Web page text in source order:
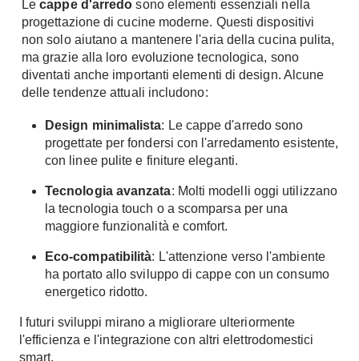
Armadi
Armadio ante Battenti
Armadi ante
Scorrevoli
Cabine Armadio
Armadi su misura
Armadi Angolo
I consigli sugli armadi
Camerette
Camerette Ragazzi
Camerette Bambini
Letti a Castello
Per Neonati
Lettini
Console
Porte
Blindate
Porte Scorrevoli
Finestre
Finestre Alluminio
Scale
Lecappe d'arredo sono elementi essenziali nella
progettazione di cucine moderne. Questi dispositivi
non solo aiutano a mantenere l'aria della cucina pulita,
ma grazie alla loro evoluzione tecnologica, sono
diventati anche importanti elementi di design. Alcune
delle tendenze attuali includono:
Design minimalista: Le cappe d'arredo sono
progettate per fondersi con l'arredamento esistente,
con linee pulite e finiture eleganti.
Tecnologia avanzata: Molti modelli oggi utilizzano
la tecnologia touch o a scomparsa per una
maggiore funzionalità e comfort.
Eco-compatibilità: L'attenzione verso l'ambiente
ha portato allo sviluppo di cappe con un consumo
energetico ridotto.
I futuri sviluppi mirano a migliorare ulteriormente
l'efficienza e l'integrazione con altrielettrodomestici
smart.